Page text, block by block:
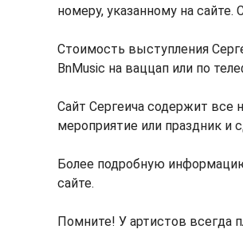
номеру, указанному на
Стоимость выступления
BnMusic на ваццап или по
Сайт Сергеича содержит все
мероприятие или праздник и
Более подробную
сайте.
Помните! У артистов всегда